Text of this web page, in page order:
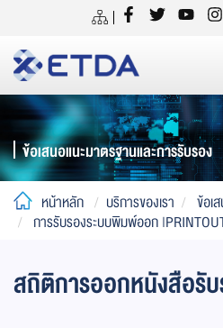
ข้อเสนอแนะมาตรฐานและการรับรอง
หน้าหลัก บริการของเรา
ข้อเ
การรับรองระบบพิมพ์ออก
สถิติการออกหนังสือรั